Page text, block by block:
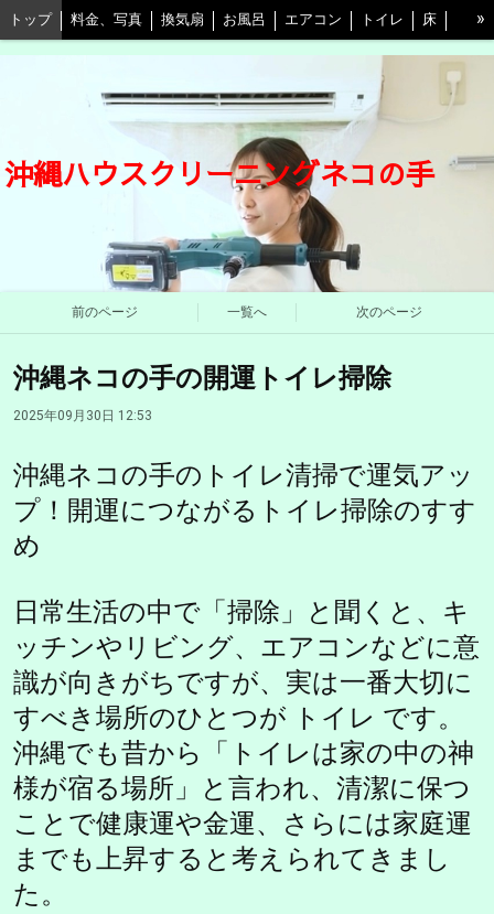
トップ 料金、写真 換気扇 お風呂 エアコン トイレ 床
ベランダ
割引等情報 口コミ 予約 よくある質問と回答
会社概要
プライバシーポリシー
»
沖縄ハウスクリーニングネコの手
前のページ 一覧へ 次のページ
沖縄ネコの手の開運トイレ掃除
2025年09月30日 12:53
沖縄ネコの手のトイレ清掃で運気アッ
プ！開運につながるトイレ掃除のすす
め
日常生活の中で「掃除」と聞くと、キ
ッチンやリビング、エアコンなどに意
識が向きがちですが、実は一番大切に
すべき場所のひとつが トイレ です。
沖縄でも昔から「トイレは家の中の神
様が宿る場所」と言われ、清潔に保つ
ことで健康運や金運、さらには家庭運
までも上昇すると考えられてきまし
た。